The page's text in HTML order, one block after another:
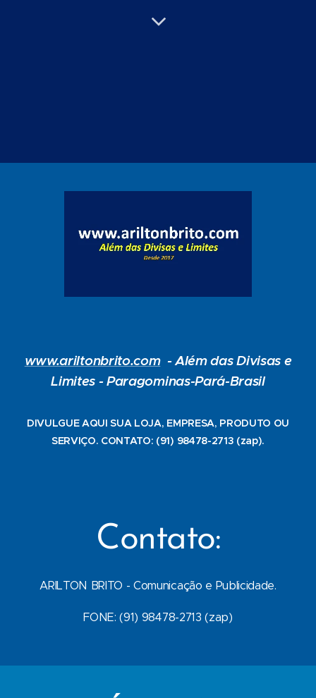
www.ariltonbrito.com - Além das Divisas e
Limites -Paragominas-Pará-Brasil
DIVULGUE AQUI SUA LOJA, EMPRESA, PRODUTO OU
SERVIÇO. CONTATO: (91) 98478-2713 (zap).
Contato:
ARILTON BRITO - Comunicação e Publicidade.
FONE: (91) 98478-2713 (zap)